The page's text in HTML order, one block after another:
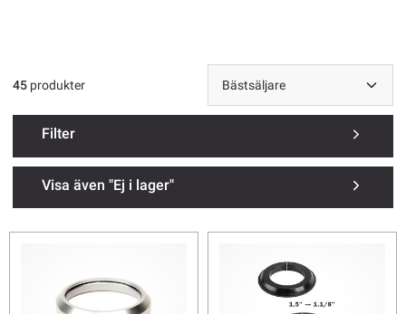
Filter
Visa även "Ej i lager"
45 produkter